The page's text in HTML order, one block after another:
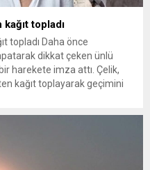
topladı
topladı Daha önce
dikkat çeken ünlü
harekete imza attı. Çelik,
kağıt toplayarak geçimini